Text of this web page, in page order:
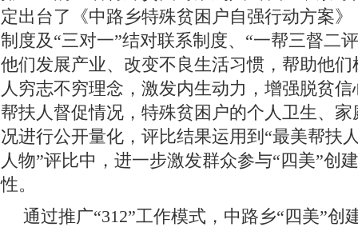
定出台了《中路乡特殊贫困户自强行动方案》
制度及“三对一”结对联系制度、“一帮三督二
他们发展产业、改变不良生活习惯，帮助他
人穷志不穷理念，激发内生动力，增强脱贫
帮扶人督促情况，特殊贫困户的个人卫生、
况进行公开量化，评比结果运用到“最美帮扶
人物”评比中，进一步激发群众参与“四美”创
性。
通过推广“312”工作模式，中路乡“四美”创